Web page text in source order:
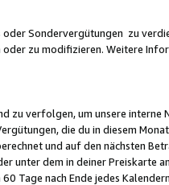
Sondervergütungen zu
zu modifizieren. Weitere
zu verfolgen, um unsere interne
die du in diesem
und auf den nächsten
unter dem in deiner Preiskarte
Tage nach Ende jedes